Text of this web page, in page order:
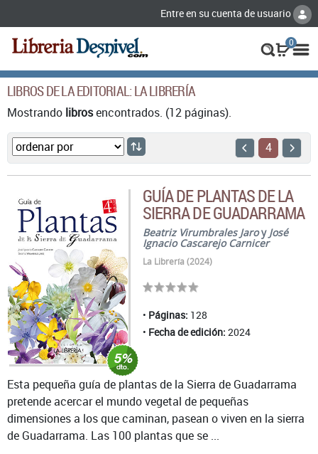
Entre en su cuenta de usuario
0
LIBROS DE LA EDITORIAL: LA LIBRERÍA
Mostrando librosencontrados. (12 páginas).
4
GUÍA DE PLANTAS DE LA
SIERRA DE GUADARRAMA
Beatriz Virumbrales Jaroy José
Ignacio Cascarejo Carnicer
La Librería (2024)
Páginas: 128
Fecha de edición: 2024
Esta pequeña guía de plantas de la Sierra de Guadarrama
pretende acercar el mundo vegetal de pequeñas
dimensiones a los que caminan, pasean o viven en la sierra
de Guadarrama. Las 100 plantas que se ...